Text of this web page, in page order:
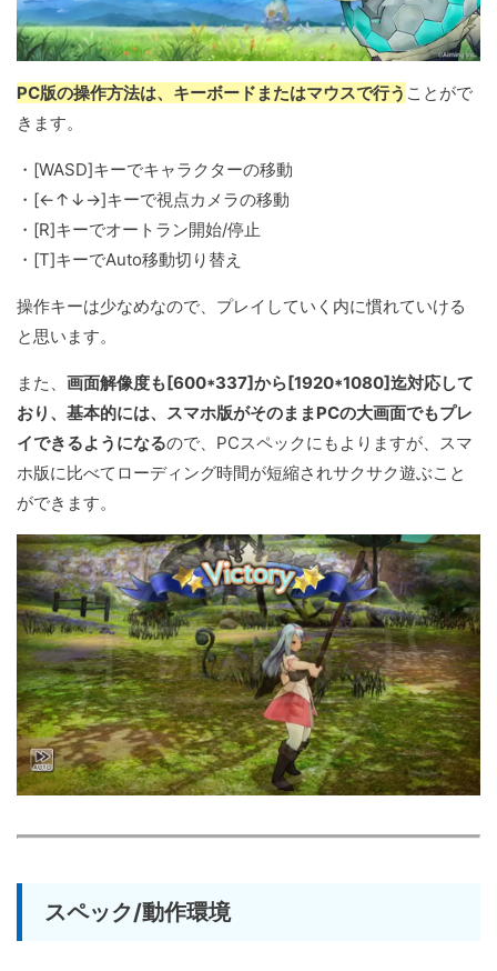
PC版の操作方法は、キーボードまたはマウスで行う ことがで
きます。
・[WASD]キーでキャラクターの移動
・[←↑↓→]キーで視点カメラの移動
・[R]キーでオートラン開始/停止
・[T]キーでAuto移動切り替え
操作キーは少なめなので、プレイしていく内に慣れていける
と思います。
また、 画面解像度も[600*337]から[1920*1080]迄対応して
おり、基本的には、スマホ版がそのままPCの大画面でもプレ
イできるようになるので、PCスペックにもよりますが、スマ
ホ版に比べてローディング時間が短縮されサクサク遊ぶこと
ができます。
スペック/動作環境